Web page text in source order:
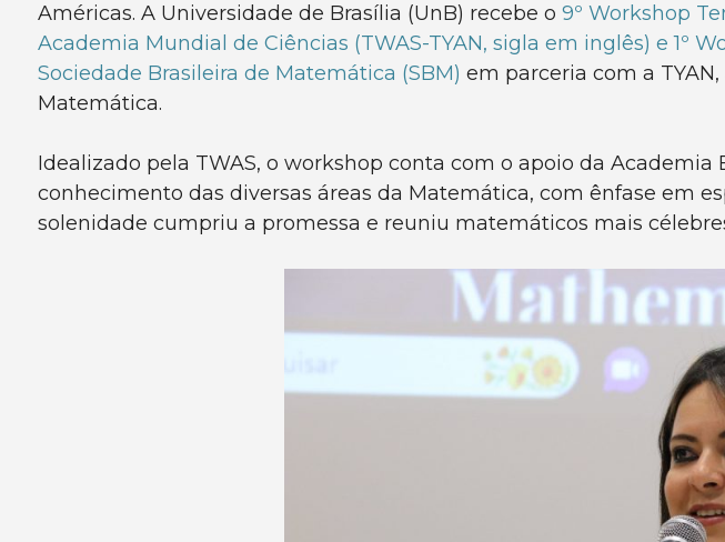
Américas. A Universidade de Brasília (UnB) recebe o 9º Workshop
Academia Mundial de Ciências (TWAS-TYAN, sigla em inglês) e 1º
Sociedade Brasileira de Matemática (SBM) em parceria com a
Matemática.
Idealizado pela TWAS, o workshop conta com o apoio da
conhecimento das diversas áreas da Matemática, com ênfase em
solenidade cumpriu a promessa e reuniu matemáticos mais